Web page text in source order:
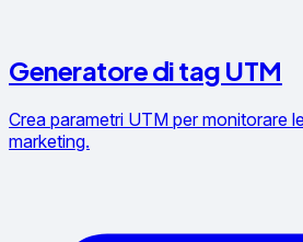
Generatore di tag UTM
Crea parametri UTM per monitorare
marketing.